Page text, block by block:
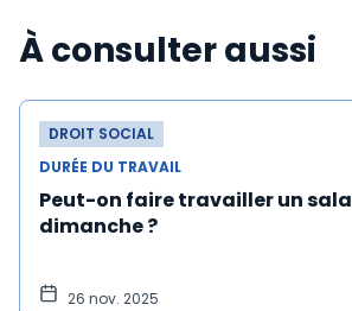
À consulter aussi
DROIT SOCIAL
DURÉE DU TRAVAIL
Peut-on faire travailler un
dimanche ?
26 nov. 2025